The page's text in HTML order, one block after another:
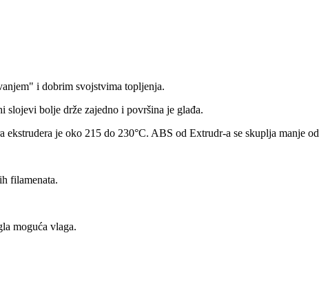
i dobrim svojstvima topljenja.
bolje drže zajedno i površina je glađa.
je oko 215 do 230°C. ABS od Extrudr-a se skuplja manje
filamenata.
moguća vlaga.